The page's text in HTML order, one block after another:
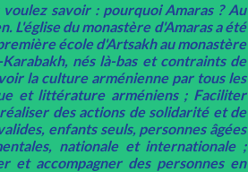
savoir : pourquoi Amaras ? Au
L'église du monastère d'Amaras a été
école d'Artsakh au monastère
nés là-bas et contraints de
la culture arménienne par tous les
et littérature arméniens ; Faciliter
des actions de solidarité et de
enfants seuls, personnes âgées
nationale et internationale ;
et accompagner des personnes en